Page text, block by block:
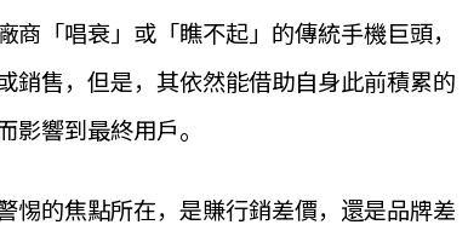
「唱衰」或「瞧不起」的傳統手機巨頭，
銷售，但是，其依然能借助自身此前積累的
響到最終用戶。
惕的焦點所在，是賺行銷差價，還是品牌差